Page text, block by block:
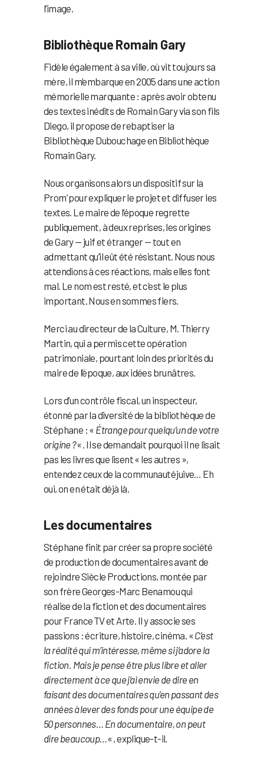
l’image.
Bibliothèque Romain Gary
Fidèle également à sa ville, où vit toujours sa
mère, il m’embarque en 2005 dans une action
mémorielle marquante : après avoir obtenu
des textes inédits de Romain Gary via son fils
Diego, il propose de rebaptiser la
Bibliothèque Dubouchage en Bibliothèque
Romain Gary.
Nous organisons alors un dispositif sur la
Prom’ pour expliquer le projet et diffuser les
textes. Le maire de l’époque regrette
publiquement, à deux reprises, les origines
de Gary — juif et étranger — tout en
admettant qu’il eût été résistant. Nous nous
attendions à ces réactions, mais elles font
mal. Le nom est resté, et c’est le plus
important. Nous en sommes fiers.
Merci au directeur de la Culture, M. Thierry
Martin, qui a permis cette opération
patrimoniale, pourtant loin des priorités du
maire de l’époque, aux idées brunâtres.
Lors d’un contrôle fiscal, un inspecteur,
étonné par la diversité de la bibliothèque de
Stéphane : « Étrange pour quelqu’un de votre
origine ?« . Il se demandait pourquoi il ne lisait
pas les livres que lisent « les autres »,
entendez ceux de la communauté juive… Eh
oui, on en était déjà là.
Les documentaires
Stéphane finit par créer sa propre société
de production de documentaires avant de
rejoindre Siècle Productions, montée par
son frère Georges-Marc Benamou qui
réalise de la fiction et des documentaires
pour France TV et Arte. Il y associe ses
passions : écriture, histoire, cinéma. «C’est
la réalité qui m’intéresse, même si j’adore la
fiction. Mais je pense être plus libre et aller
directement à ce que j’ai envie de dire en
faisant des documentaires qu’en passant des
années à lever des fonds pour une équipe de
50 personnes… En documentaire, on peut
dire beaucoup… « , explique-t-il.